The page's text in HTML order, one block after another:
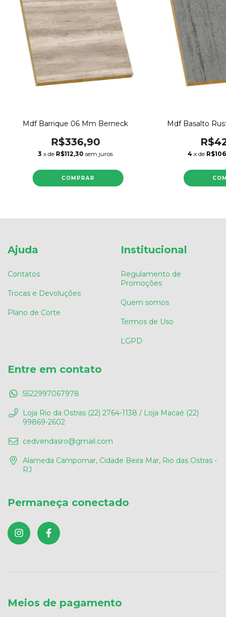
Mdf Barrique 06 Mm Berneck
R$336,90
3 x de R$112,30 sem juros
Mdf Basalto
4 x de
Ajuda
Contatos
Trocas e Devoluções
Plano de Corte
Institucional
Regulamento de
Promoções
Quem somos
Termos de Uso
LGPD
Entre em contato
5522997067978
Loja Rio da Ostras (22) 2764-1138 / Loja Macaé (22)
99869-2602
cedvendasro@gmail.com
Alameda Campomar, Cidade Beira Mar, Rio das Ostras -
RJ
Permaneça conectado
Meios de pagamento